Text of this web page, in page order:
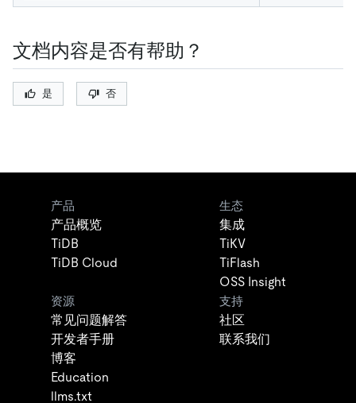
文档内容是否有帮助？
是 否
产品
产品概览
TiDB
TiDB Cloud
生态
集成
TiKV
TiFlash
OSS Insight
资源
常见问题解答
开发者手册
博客
Education
llms.txt
支持
社区
联系我们